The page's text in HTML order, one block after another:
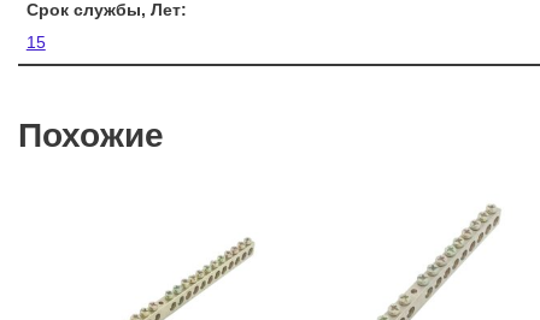
Срок службы, Лет:
15
Похожие